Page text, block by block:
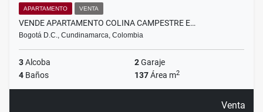
APARTAMENTO VENTA
VENDE APARTAMENTO COLINA CAMPESTRE E…
Bogotá D.C., Cundinamarca, Colombia
3Alcoba 2Garaje
4 Baños 137Área m2
Venta